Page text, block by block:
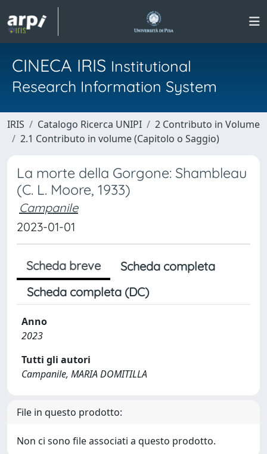
CINECA IRIS Institutional
Research Information System
IRIS Catalogo Ricerca UNIPI
2 Contributo in Volume
2.1 Contributo in volume (Capitolo o Saggio)
La morte della Gorgone: Shambleau
(C. L. Moore, 1933)
Campanile
2023-01-01
Scheda breve
Scheda completa
Scheda completa (DC)
Anno
2023
Tutti gli autori
Campanile, MARIA DOMITILLA
File in questo prodotto:
Non ci sono file associati a questo prodotto.